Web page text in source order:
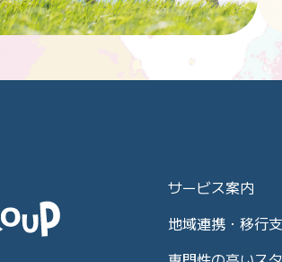
サービス案内
地域連携・移行